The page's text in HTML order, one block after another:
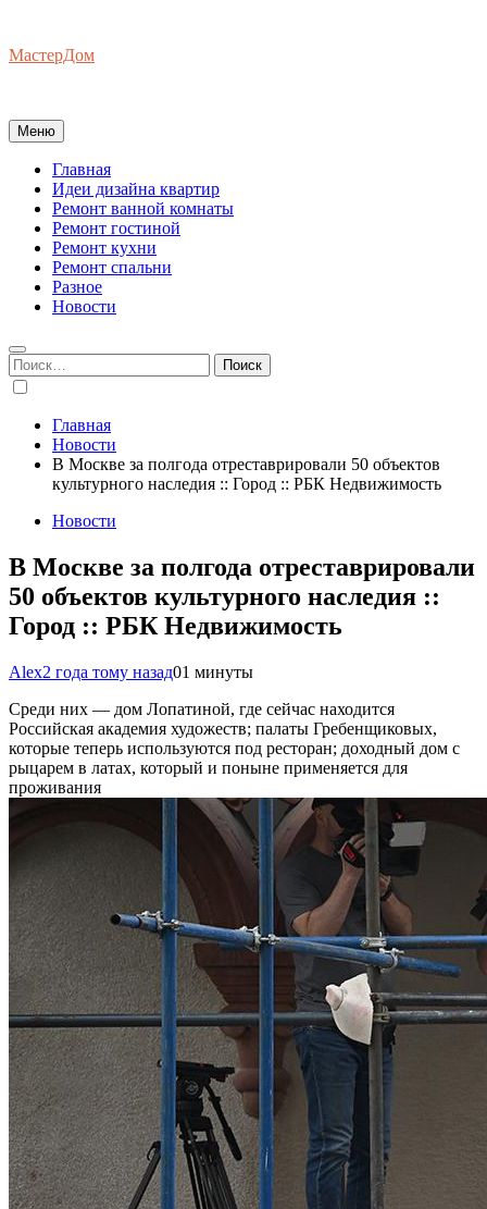
содержимому
МастерДом
Меню
Главная
Идеи дизайна квартир
Ремонт ванной комнаты
Ремонт гостиной
Ремонт кухни
Ремонт спальни
Разное
Новости
Найти:
Главная
Новости
В Москве за полгода отреставрировали 50 объектов
культурного наследия :: Город :: РБК Недвижимость
Новости
В Москве за полгода отреставрировали
50 объектов культурного наследия ::
Город :: РБК Недвижимость
Alex2 года тому назад01 минуты
Среди них — дом Лопатиной, где сейчас находится
Российская академия художеств; палаты Гребенщиковых,
которые теперь используются под ресторан; доходный дом с
рыцарем в латах, который и поныне применяется для
проживания